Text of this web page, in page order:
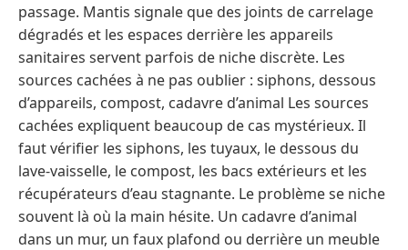
passage. Mantis signale que des joints de carrelage
dégradés et les espaces derrière les appareils
sanitaires servent parfois de niche discrète. Les
sources cachées à ne pas oublier : siphons, dessous
d’appareils, compost, cadavre d’animal Les sources
cachées expliquent beaucoup de cas mystérieux. Il
faut vérifier les siphons, les tuyaux, le dessous du
lave-vaisselle, le compost, les bacs extérieurs et les
récupérateurs d’eau stagnante. Le problème se niche
souvent là où la main hésite. Un cadavre d’animal
dans un mur, un faux plafond ou derrière un meuble